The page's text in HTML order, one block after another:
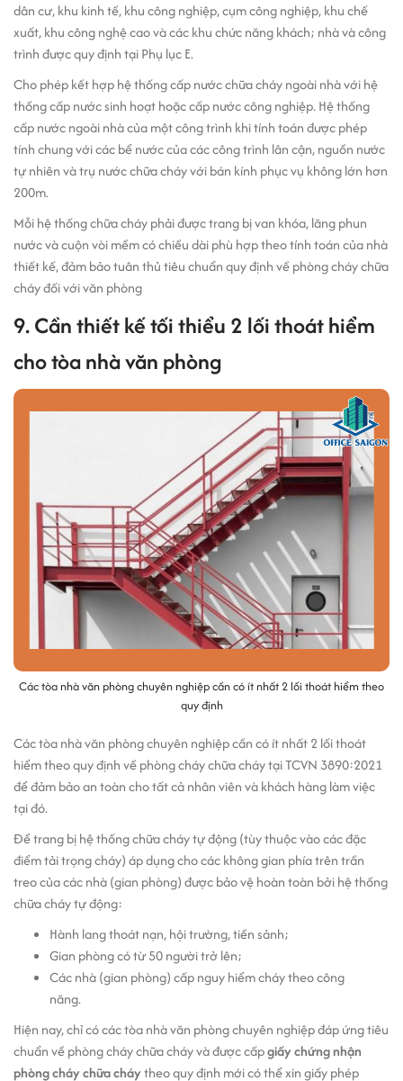
dân cư, khu kinh tế, khu công nghiệp, cụm công nghiệp, khu chế
xuất, khu công nghệ cao và các khu chức năng khách; nhà và công
trình được quy định tại Phụ lục E.
Cho phép kết hợp hệ thống cấp nước chữa cháy ngoài nhà với hệ
thống cấp nước sinh hoạt hoặc cấp nước công nghiệp. Hệ thống
cấp nước ngoài nhà của một công trình khi tính toán được phép
tính chung với các bể nước của các công trình lân cận, nguồn nước
tự nhiên và trụ nước chữa cháy với bán kính phục vụ không lớn hơn
200m.
Mỗi hệ thống chữa cháy phải được trang bị van khóa, lăng phun
nước và cuộn vòi mềm có chiều dài phù hợp theo tính toán của nhà
thiết kế, đảm bảo tuân thủ tiêu chuẩn quy định về phòng cháy chữa
cháy đối với văn phòng
9. Cần thiết kế tối thiểu 2 lối thoát hiểm
cho tòa nhà văn phòng
Các tòa nhà văn phòng chuyên nghiệp cần có ít nhất 2 lối thoát hiểm theo
quy định
Các tòa nhà văn phòng chuyên nghiệp cần có ít nhất 2 lối thoát
hiểm theo quy định về phòng cháy chữa cháy tại TCVN 3890:2021
để đảm bảo an toàn cho tất cả nhân viên và khách hàng làm việc
tại đó.
Để trang bị hệ thống chữa cháy tự động (tùy thuộc vào các đặc
điểm tải trọng cháy) áp dụng cho các không gian phía trên trần
treo của các nhà (gian phòng) được bảo vệ hoàn toàn bởi hệ thống
chữa cháy tự động:
Hành lang thoát nạn, hội trường, tiền sảnh;
Gian phòng có từ 50 người trở lên;
Các nhà (gian phòng) cấp nguy hiểm cháy theo công
năng.
Hiện nay, chỉ có các tòa nhà văn phòng chuyên nghiệp đáp ứng tiêu
chuẩn về phòng cháy chữa cháy và được cấpgiấy chứng nhận
phòng cháy chữa cháytheo quy định mới có thể xin giấy phép